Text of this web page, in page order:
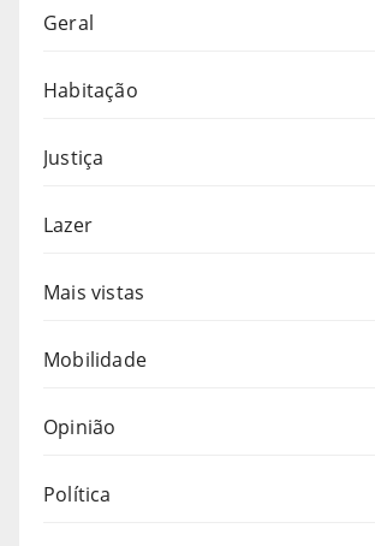
Geral
Habitação
Justiça
Lazer
Mais vistas
Mobilidade
Opinião
Política